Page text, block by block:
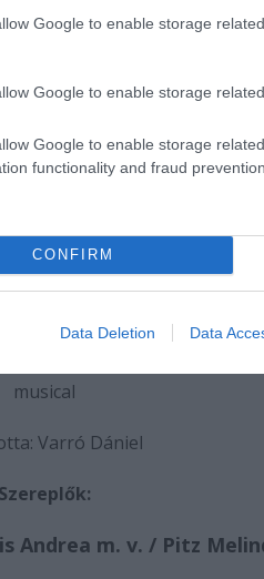
Google to enable storage
Google to enable storage
Google to enable storage
functionality and fraud
CONFIRM
Data Deletion Data
Frederick Loewe
My Fair Lady
musical
Varró Dániel
Szereplők:
Andrea m. v. / Pitz